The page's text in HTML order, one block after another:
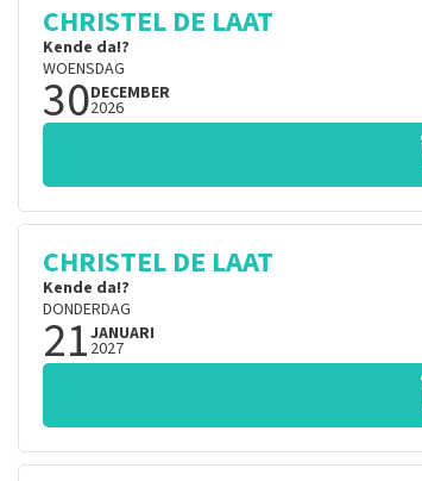
CHRISTEL DE LAAT
Kende da!?
WOENSDAG
30DECEMBER
2026
CHRISTEL DE LAAT
Kende da!?
DONDERDAG
21JANUARI
2027